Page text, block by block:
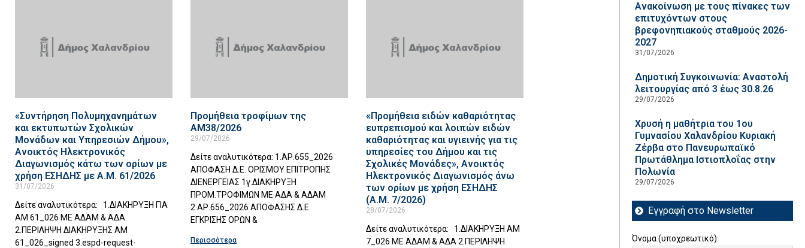
«Συντήρηση Πολυμηχανημάτων
και εκτυπωτών Σχολικών
Μονάδων και Υπηρεσιών Δήμου»,
Ανοικτός Ηλεκτρονικός
Διαγωνισμός κάτω των ορίων με
χρήση ΕΣΗΔΗΣ με Α.Μ. 61/2026
31/07/2026
Δείτε αναλυτικότερα: 1.ΔΙΑΚΗΡΥΞΗ ΓΙΑ
ΑΜ 61_026 ΜΕ ΑΔΑΜ & ΑΔΑ
2.ΠΕΡΙΛΗΨΗ ΔΙΑΚΗΡΥΞΗΣ ΑΜ
61_026_signed 3.espd-request-
Προμήθεια τροφίμων της
ΑΜ38/2026
29/07/2026
Δείτε αναλυτικότερα: 1.ΑΡ.655_2026
ΑΠΟΦΑΣΗ Δ.Ε. ΟΡΙΣΜΟΥ ΕΠΙΤΡΟΠΗΣ
ΔΙΕΝΕΡΓΕΙΑΣ 1γ.ΔΙΑΚΗΡΥΞΗ
ΠΡΟΜ.ΤΡΟΦΙΜΩΝ ΜΕ ΑΔΑ & ΑΔΑΜ
2.ΑΡ.656_2026 ΑΠΟΦΑΣΗΣ Δ.Ε.
ΕΓΚΡΙΣΗΣ ΟΡΩΝ &
Περισσότερα
«Προμήθεια ειδών καθαριότητας
ευπρεπισμού και λοιπών ειδών
καθαριότητας και υγιεινής για τις
υπηρεσίες του Δήμου και τις
Σχολικές Μονάδες», Ανοικτός
Ηλεκτρονικός Διαγωνισμός άνω
των ορίων με χρήση ΕΣΗΔΗΣ
(Α.Μ. 7/2026)
28/07/2026
Δείτε αναλυτικότερα: 1.ΔΙΑΚΗΡΥΞΗ ΑΜ
7_026 ΜΕ ΑΔΑΜ & ΑΔΑ 2.ΠΕΡΙΛΗΨΗ
Ανακοίνωση με τους πίνακες των
επιτυχόντων στους
βρεφονηπιακούς σταθμούς 2026-
2027
31/07/2026
Δημοτική Συγκοινωνία: Αναστολή
λειτουργίας από 3 έως 30.8.26
29/07/2026
Χρυσή η μαθήτρια του 1ου
Γυμνασίου Χαλανδρίου Κυριακή
Ζέρβα στο Πανευρωπαϊκό
Πρωτάθλημα Ιστιοπλοΐας στην
Πολωνία
29/07/2026
Εγγραφή στο Newsletter
Όνομα (υποχρεωτικό)